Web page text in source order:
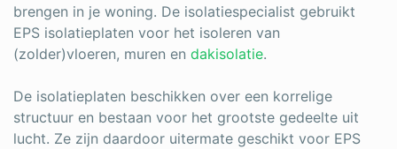
brengen in je woning. De isolatiespecialist gebruikt
EPS isolatieplaten voor het isoleren van
(zolder)vloeren, muren en dakisolatie.
De isolatieplaten beschikken over een korrelige
structuur en bestaan voor het grootste gedeelte uit
lucht. Ze zijn daardoor uitermate geschikt voor EPS